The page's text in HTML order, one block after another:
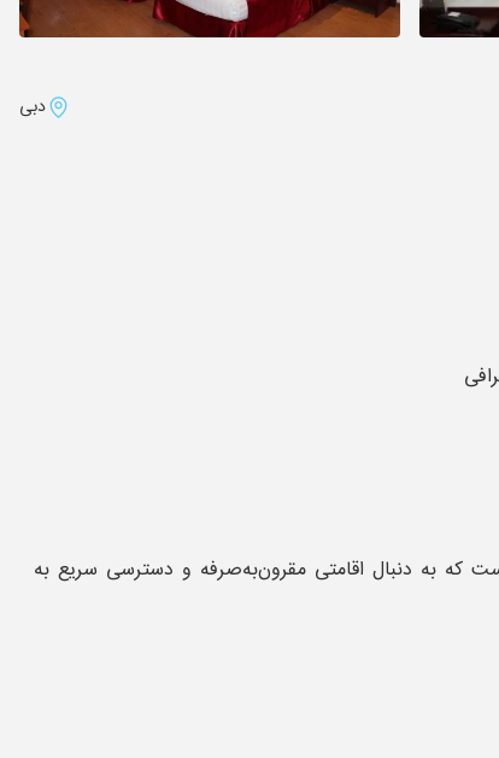
دبی
که به دنبال اقامتی مقرون‌به‌صرفه و دسترسی سریع به